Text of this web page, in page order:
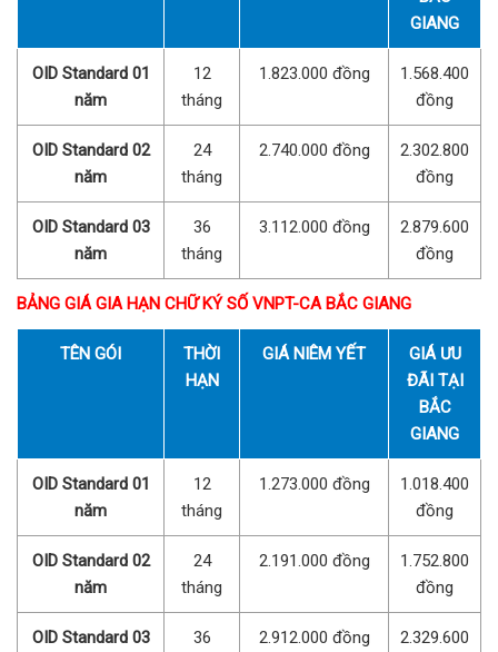
GIANG
OID Standard 01
năm
12
tháng
1.823.000 đồng
1.568.400
đồng
OID Standard 02
năm
24
tháng
2.740.000 đồng
2.302.800
đồng
OID Standard 03
năm
36
tháng
3.112.000 đồng
2.879.600
đồng
BẢNG GIÁ GIA HẠN CHỮ KÝ SỐ VNPT-CA BẮC GIANG
TÊN GÓI
THỜI
HẠN
GIÁ NIÊM YẾT
GIÁ ƯU
ĐÃI TẠI
BẮC
GIANG
OID Standard 01
năm
12
tháng
1.273.000 đồng
1.018.400
đồng
OID Standard 02
năm
24
tháng
2.191.000 đồng
1.752.800
đồng
OID Standard 03
36
2.912.000 đồng
2.329.600